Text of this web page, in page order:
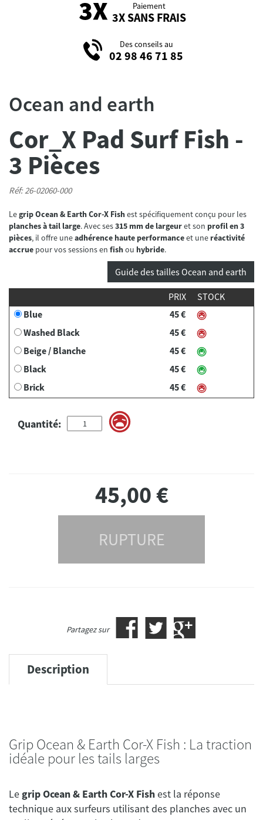
Paiement
3X SANS FRAIS
Des conseils au
02 98 46 71 85
Ocean and earth
Cor_X Pad Surf Fish -
3 Pièces
Réf: 26-02060-000
Legrip Ocean & Earth Cor-X Fishest spécifiquement conçu pour les
planches à tail large. Avec ses315 mm de largeuret son profil en 3
pièces, il offre uneadhérence haute performanceet une réactivité
accrue pour vos sessions en fishou hybride.
Guide des tailles Ocean and earth
PRIX
STOCK
Blue
45 €
Washed Black
45 €
Beige / Blanche
45 €
Black
45 €
Brick
45 €
Quantité:
45,00€
RUPTURE
Partagez sur
Description
Grip Ocean & Earth Cor-X Fish : La traction
idéale pour les tails larges
Le grip Ocean & Earth Cor-X Fishest la réponse
technique aux surfeurs utilisant des planches avec un